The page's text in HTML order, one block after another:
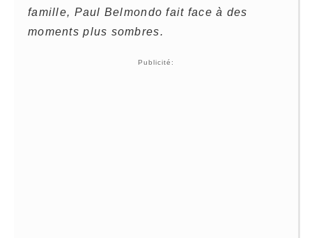
famille, Paul Belmondo fait face à des
moments plus sombres.
Publicité: